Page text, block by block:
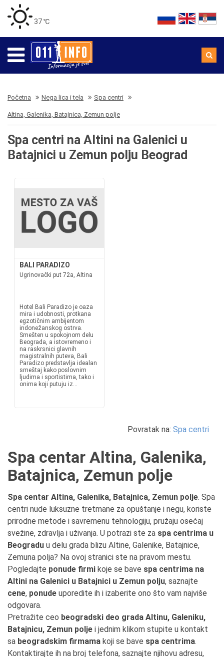
37 ℃
Početna Nega lica i tela Spa centri
Altina, Galenika, Batajnica, Zemun polje
Spa centri na Altini na Galenici u
Batajnici u Zemun polju Beograd
BALI PARADIZO
Ugrinovački put 72a, Altina
Hotel Bali Paradizo je oaza
mira i udobnosti, protkana
egzotičnim ambijentom
indonežanskog ostrva.
Smešten u spokojnom delu
Beograda, a istovremeno i
na raskrsnici glavnih
magistralnih puteva, Bali
Paradizo predstavlja idealan
smeštaj kako poslovnim
ljudima i sportistima, tako i
onima koji putuju iz...
Povratak na: Spa centri
Spa centar Altina, Galenika,
Batajnica, Zemun polje
Spa centar Altina, Galenika, Batajnica, Zemun polje. Spa
centri nude luksuzne tretmane za opuštanje i negu, koriste
prirodne metode i savremenu tehnologiju, pružaju osećaj
svežine, zdravlja i uživanja. U potrazi ste za spa centrima u
Beogradu u delu grada blizu Altine, Galenike, Batajnice,
Zemuna polja? Na ovoj stranici ste na pravom mestu.
Pogledajte ponude firmi koje se bave spa centrima na
Altini na Galenici u Batajnici u Zemun polju, saznajte
cene, ponude uporedite ih i izaberite ono što vam najviše
odgovara.
Pretražite ceo beogradski deo grada Altinu, Galeniku,
Batajnicu, Zemun polje i jednim klikom stupite u kontakt
sa beogradskim firmama koji se bave spa centrima.
Kontaktirajte ih na broj telefona, saznajte njihovu adresu,